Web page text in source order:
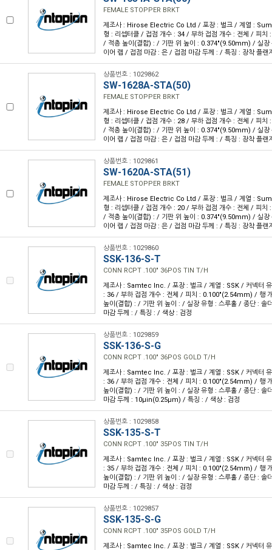
FEMALE STOPPER BRKT
제조사 : Hirose Electric Co Ltd / 포장 : 벌크 / 계열 :
형 : 리셉터클 / 접점 개수 : 34 / 부하 접점 개수 : 전체 / 피치
/ 적층 높이(결합) : / 기판 위 높이 : 0.374"(9.50mm) / 실장
이어 랩 / 접점 마감 : 은 / 접점 마감 두께 : / 특징 : 장착 플랜
상품번호 : 1029862
SW-1628A-STA(50)
FEMALE STOPPER BRKT
제조사 : Hirose Electric Co Ltd / 포장 : 벌크 / 계열 :
형 : 리셉터클 / 접점 개수 : 28 / 부하 접점 개수 : 전체 / 피치
/ 적층 높이(결합) : / 기판 위 높이 : 0.374"(9.50mm) / 실장
이어 랩 / 접점 마감 : 은 / 접점 마감 두께 : / 특징 : 장착 플랜
상품번호 : 1029861
SW-1620A-STA(51)
FEMALE STOPPER BRKT
제조사 : Hirose Electric Co Ltd / 포장 : 벌크 / 계열 :
형 : 리셉터클 / 접점 개수 : 20 / 부하 접점 개수 : 전체 / 피치
/ 적층 높이(결합) : / 기판 위 높이 : 0.374"(9.50mm) / 실장
이어 랩 / 접점 마감 : 은 / 접점 마감 두께 : / 특징 : 장착 플랜
상품번호 : 1029860
SSK-136-S-T
CONN RCPT .100" 36POS TIN T/H
제조사 : Samtec Inc. / 포장 : 벌크 / 계열 : SSK / 커넥터
: 36 / 부하 접점 개수 : 전체 / 피치 : 0.100"(2.54mm) / 행
높이(결합) : / 기판 위 높이 : / 실장 유형 : 스루홀 / 종단 : 솔
마감 두께 : / 특징 : / 색상 : 검정
상품번호 : 1029859
SSK-136-S-G
CONN RCPT .100" 36POS GOLD T/H
제조사 : Samtec Inc. / 포장 : 벌크 / 계열 : SSK / 커넥터
: 36 / 부하 접점 개수 : 전체 / 피치 : 0.100"(2.54mm) / 행
높이(결합) : / 기판 위 높이 : / 실장 유형 : 스루홀 / 종단 : 솔
마감 두께 : 10µin(0.25µm) / 특징 : / 색상 : 검정
상품번호 : 1029858
SSK-135-S-T
CONN RCPT .100" 35POS TIN T/H
제조사 : Samtec Inc. / 포장 : 벌크 / 계열 : SSK / 커넥터
: 35 / 부하 접점 개수 : 전체 / 피치 : 0.100"(2.54mm) / 행
높이(결합) : / 기판 위 높이 : / 실장 유형 : 스루홀 / 종단 : 솔
마감 두께 : / 특징 : / 색상 : 검정
상품번호 : 1029857
SSK-135-S-G
CONN RCPT .100" 35POS GOLD T/H
제조사 : Samtec Inc. / 포장 : 벌크 / 계열 : SSK / 커넥터